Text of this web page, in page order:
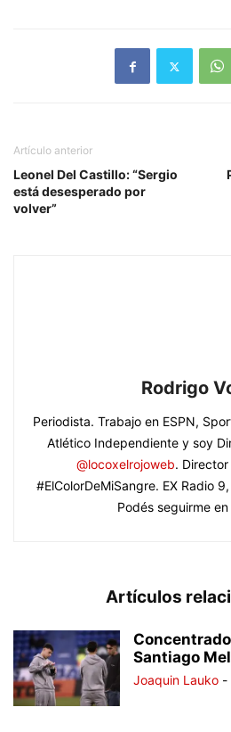
Artículo anterior
Leonel Del Castillo: “Sergio
está desesperado por
volver”
Rodrigo
Periodista. Trabajo en ESPN,
Atlético Independiente y soy
@locoxelrojoweb.
#ElColorDeMiSangre. EX Radio
Podés seguirme en
Artículos
Santiago
Joaquin Lauko -